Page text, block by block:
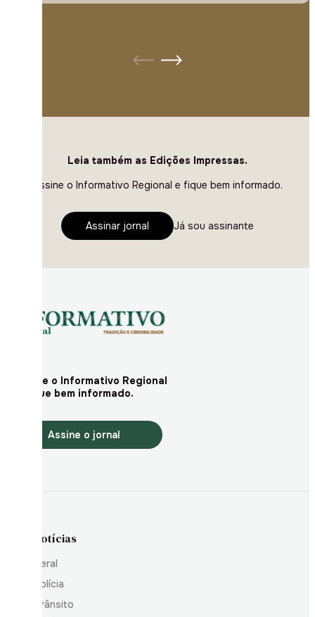
Leia também as Edições Impressas.
Assine o Informativo Regional e fique bem informado.
Assinar jornal Já sou assinante
Assine o Informativo Regional
e fique bem informado.
Assine o jornal
Notícias
Geral
Polícia
Trânsito